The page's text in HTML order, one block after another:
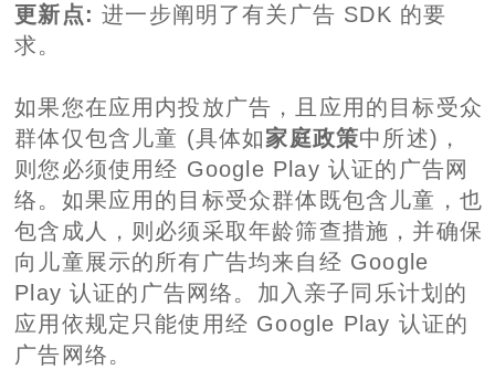
更新点:进一步阐明了有关广告 SDK 的要
求。
如果您在应用内投放广告，且应用的目标受众
群体仅包含儿童 (具体如家庭政策中所述)，
则您必须使用经 Google Play 认证的广告网
络。如果应用的目标受众群体既包含儿童，也
包含成人，则必须采取年龄筛查措施，并确保
向儿童展示的所有广告均来自经 Google
Play 认证的广告网络。加入亲子同乐计划的
应用依规定只能使用经 Google Play 认证的
广告网络。